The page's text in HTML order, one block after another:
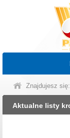
Znajdujesz się:
Aktualne listy